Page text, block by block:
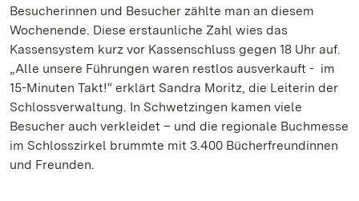
Besucherinnen und Besucher zählte man an diesem
Wochenende. Diese erstaunliche Zahl wies das
Kassensystem kurz vor Kassenschluss gegen 18 Uhr auf.
„Alle unsere Führungen waren restlos ausverkauft - im
15-Minuten Takt!“ erklärt Sandra Moritz, die Leiterin der
Schlossverwaltung. In Schwetzingen kamen viele
Besucher auch verkleidet – und die regionale Buchmesse
im Schlosszirkel brummte mit 3.400 Bücherfreundinnen
und Freunden.